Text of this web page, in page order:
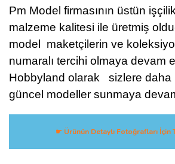
Pm Model firmasının üstün
malzeme kalitesi ile üretmiş
model maketçilerin ve
numaralı tercihi olmaya devam
Hobbyland olarak sizlere daha
güncel modeller sunmaya
☛ Ürünün Detaylı Fotoğrafları İçin